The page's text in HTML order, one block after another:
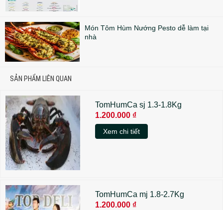
Món Tôm Hùm Nướng Pesto dễ làm tại
nhà
SẢN PHẨM LIÊN QUAN
TomHumCa sj 1.3-1.8Kg
1.200.000 ₫
Xem chi tiết
TomHumCa mj 1.8-2.7Kg
1.200.000 ₫